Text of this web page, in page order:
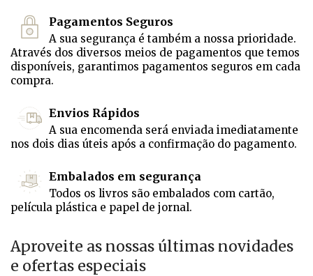
Pagamentos Seguros
A sua segurança é também a nossa prioridade.
Através dos diversos meios de pagamentos que temos
disponíveis, garantimos pagamentos seguros em cada
compra.
Envios Rápidos
A sua encomenda será enviada imediatamente
nos dois dias úteis após a confirmação do pagamento.
Embalados em segurança
Todos os livros são embalados com cartão,
película plástica e papel de jornal.
Aproveite as nossas últimas novidades
e ofertas especiais